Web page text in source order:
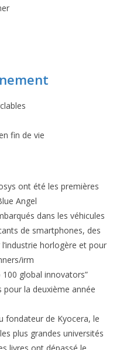
fin de vie
ont été les premières
Angel
dans les véhicules
de smartphones, des
horlogère et pour
irm
global innovators”
pour la deuxième année
fondateur de Kyocera, le
plus grandes universités